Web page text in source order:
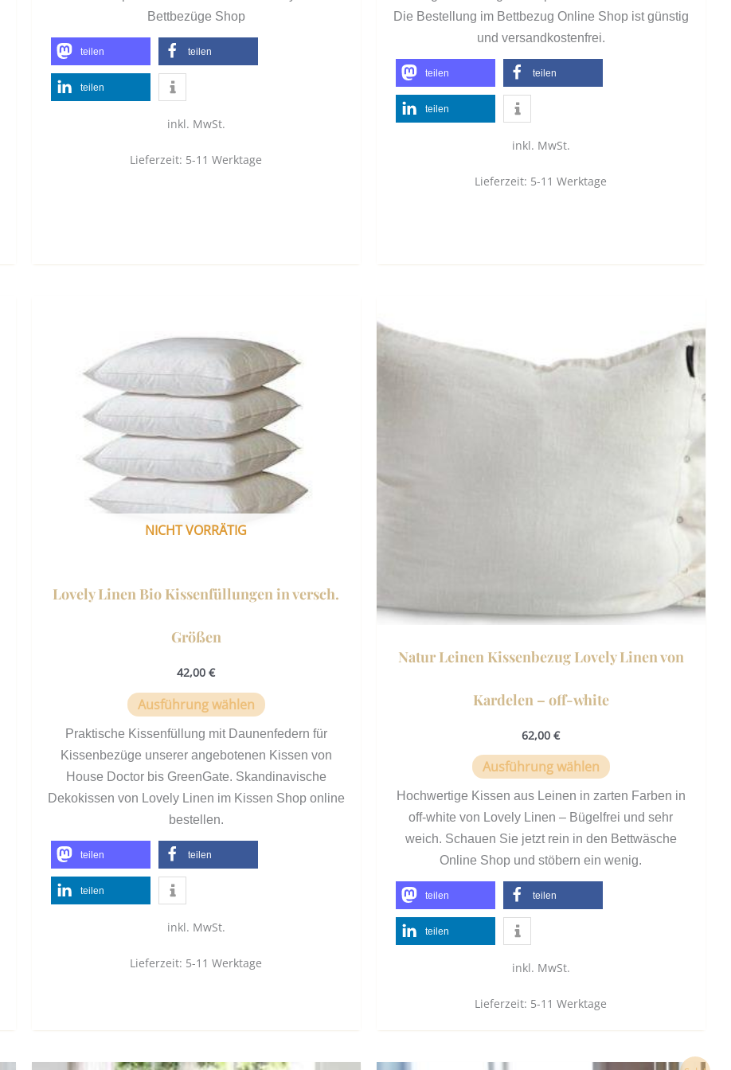
Bettbezüge Shop
teilen teilen
teilen
inkl. MwSt.
Lieferzeit: 5-11 Werktage
Die Bestellung im Bettbezug Online Shop ist günstig
und versandkostenfrei.
teilen teilen
teilen
inkl. MwSt.
Lieferzeit: 5-11 Werktage
NICHT VORRÄTIG
Lovely Linen Bio Kissenfüllungen in versch.
Größen
42,00 €
Ausführung wählen
weist
mehrere
Varianten
auf.
Die
Optionen
können
der
Praktische Kissenfüllung mit Daunenfedern für
Kissenbezüge unserer angebotenen Kissen von
House Doctor bis GreenGate. Skandinavische
Dekokissen von Lovely Linen im Kissen Shop online
bestellen.
teilen teilen
teilen
inkl. MwSt.
Lieferzeit: 5-11 Werktage
Natur Leinen Kissenbezug Lovely Linen von
Kardelen – off-white
62,00 €
Ausführung wählen
weist
mehrere
Produktseite
Hochwertige Kissen aus Leinen in zarten Farben in
off-white von Lovely Linen – Bügelfrei und sehr
weich. Schauen Sie jetzt rein in den Bettwäsche
Online Shop und stöbern ein wenig.
teilen teilen
teilen
inkl. MwSt.
Lieferzeit: 5-11 Werktage